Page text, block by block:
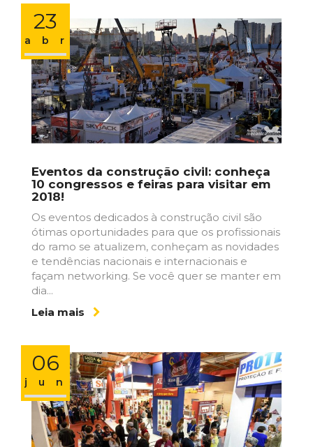
23
abr
Eventos da construção civil: conheça
10 congressos e feiras para visitar em
2018!
Os eventos dedicados à construção civil são
ótimas oportunidades para que os profissionais
do ramo se atualizem, conheçam as novidades
e tendências nacionais e internacionais e
façam networking. Se você quer se manter em
dia...
Leia mais
06
jun